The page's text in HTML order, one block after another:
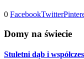
0 FacebookTwitter
Domy na świecie
Stuletni dąb i